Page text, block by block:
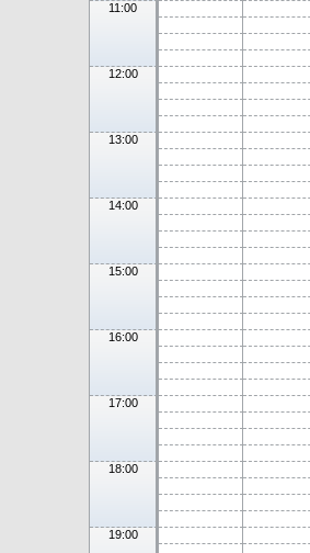
11:00
12:00
13:00
14:00
15:00
16:00
17:00
18:00
19:00